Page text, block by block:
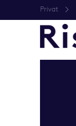
Privat